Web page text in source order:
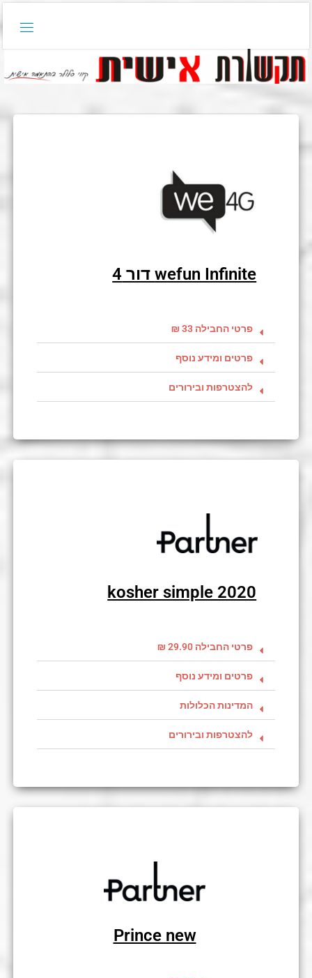
wefun Infinite דור 4
פרטי החבילה 33 ₪
פרטים ומידע נוסף
להצטרפות ובירורים
kosher simple 2020
פרטי החבילה 29.90 ₪
פרטים ומידע נוסף
המדינות הכלולות
להצטרפות ובירורים
Prince new